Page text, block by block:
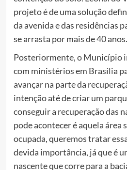
projeto é de uma solução
da avenida e das residências
se arrasta por mais de 40 anos.
Posteriormente, o Município
com ministérios em Brasília
avançar na parte da
intenção até de criar um
conseguir a recuperação das
pode acontecer é aquela área
ocupada, queremos tratar
devida importância, já que é
nascente que corre para a